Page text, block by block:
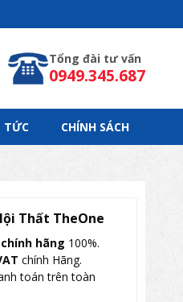
Tổng đài tư vấn
0949.345.687
TỨC
CHÍNH SÁCH
Thất TheOne
hãng 100%.
chính Hãng.
toán trên toàn